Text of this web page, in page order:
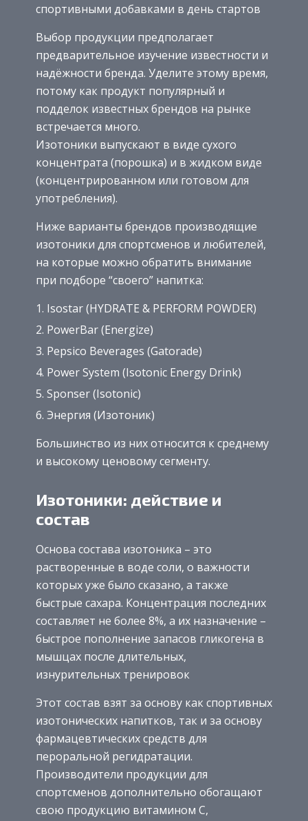
спортивными добавками в день стартов
Выбор продукции предполагает
предварительное изучение известности и
надёжности бренда. Уделите этому время,
потому как продукт популярный и
подделок известных брендов на рынке
встречается много.
Изотоники выпускают в виде сухого
концентрата (порошка) и в жидком виде
(концентрированном или готовом для
употребления).
Ниже варианты брендов производящие
изотоники для спортсменов и любителей,
на которые можно обратить внимание
при подборе “своего” напитка:
Isostar (HYDRATE & PERFORM POWDER)
PowerBar (Energize)
Pepsico Beverages (Gatorade)
Power System (Isotonic Energy Drink)
Sponser (Isotonic)
Энергия (Изотоник)
Большинство из них относится к среднему
и высокому ценовому сегменту.
Изотоники: действие и
состав
Основа состава изотоника – это
растворенные в воде соли, о важности
которых уже было сказано, а также
быстрые сахара. Концентрация последних
составляет не более 8%, а их назначение –
быстрое пополнение запасов гликогена в
мышцах после длительных,
изнурительных тренировок
Этот состав взят за основу как спортивных
изотонических напитков, так и за основу
фармацевтических средств для
пероральной регидратации.
Производители продукции для
спортсменов дополнительно обогащают
свою продукцию витамином С,